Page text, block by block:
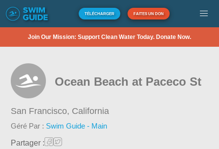
TÉLÉCHARGER FAITES UN DON
Join Our Mission: Support Clean Water Today. Donate Now.
Ocean Beach at Paceco St
San Francisco, California
Géré Par : Swim Guide - Main
Partager :